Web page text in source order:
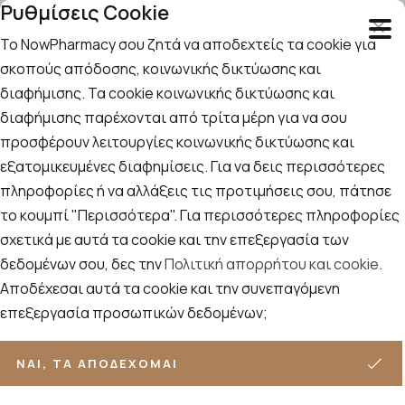
Αναζήτηση
Αρχική / Εταιρίες / Intermed / Intermed-Luxurious Men's Care
Intermed-Luxurious Men's Care
Ταξινόμηση
Προβολή
ΦΊΛΤΡΑ
7 ΠΡΟΪΌΝΤΑ
Ρυθμίσεις Cookie
Το NowPharmacy σου ζητά να αποδεχτείς τα cookie για
σκοπούς απόδοσης, κοινωνικής δικτύωσης και
διαφήμισης. Τα cookie κοινωνικής δικτύωσης και
διαφήμισης παρέχονται από τρίτα μέρη για να σου
προσφέρουν λειτουργίες κοινωνικής δικτύωσης και
εξατομικευμένες διαφημίσεις. Για να δεις περισσότερες
πληροφορίες ή να αλλάξεις τις προτιμήσεις σου, πάτησε
το κουμπί "Περισσότερα". Για περισσότερες πληροφορίες
σχετικά με αυτά τα cookie και την επεξεργασία των
δεδομένων σου, δες τηνΠολιτική απορρήτου και cookie.
Αποδέχεσαι αυτά τα cookie και την συνεπαγόμενη
επεξεργασία προσωπικών δεδομένων;
ΝΑΙ, ΤΑ ΑΠΟΔΈΧΟΜΑΙ